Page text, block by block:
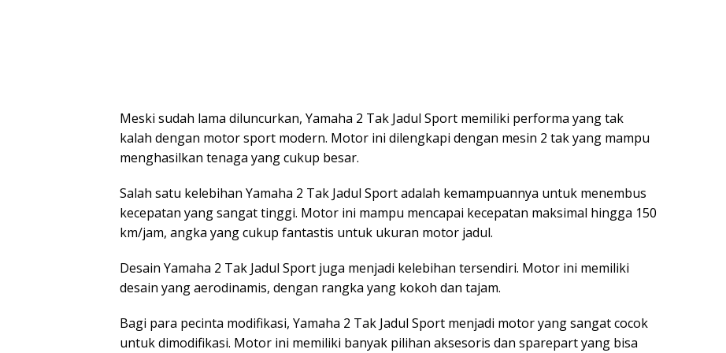
Meski sudah lama diluncurkan, Yamaha 2 Tak Jadul Sport memiliki performa yang tak
kalah dengan motor sport modern. Motor ini dilengkapi dengan mesin 2 tak yang mampu
menghasilkan tenaga yang cukup besar.
Salah satu kelebihan Yamaha 2 Tak Jadul Sport adalah kemampuannya untuk menembus
kecepatan yang sangat tinggi. Motor ini mampu mencapai kecepatan maksimal hingga 150
km/jam, angka yang cukup fantastis untuk ukuran motor jadul.
Desain Yamaha 2 Tak Jadul Sport juga menjadi kelebihan tersendiri. Motor ini memiliki
desain yang aerodinamis, dengan rangka yang kokoh dan tajam.
Bagi para pecinta modifikasi, Yamaha 2 Tak Jadul Sport menjadi motor yang sangat cocok
untuk dimodifikasi. Motor ini memiliki banyak pilihan aksesoris dan sparepart yang bisa